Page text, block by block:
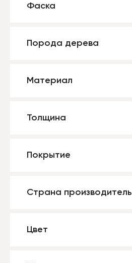
Фаска
Порода дерева
Материал
Толщина
Покрытие
Страна производитель
Цвет